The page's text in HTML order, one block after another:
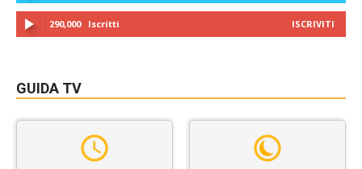
290,000 Iscritti ISCRIVITI
GUIDA TV